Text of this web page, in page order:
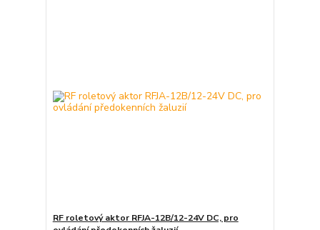
RF roletový aktor RFJA-12B/12-24V DC, pro